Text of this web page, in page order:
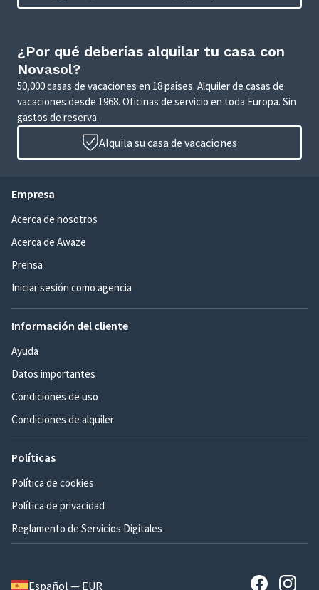
¿Por qué deberías alquilar tu casa con
Novasol?
50,000 casas de vacaciones en 18 países. Alquiler de casas de
vacaciones desde 1968. Oficinas de servicio en toda Europa. Sin
gastos de reserva.
Alquila su casa de vacaciones
Empresa
Acerca de nosotros
Acerca de Awaze
Prensa
Iniciar sesión como agencia
Información del cliente
Ayuda
Datos importantes
Condiciones de uso
Condiciones de alquiler
Políticas
Política de cookies
Política de privacidad
Reglamento de Servicios Digitales
Español — EUR